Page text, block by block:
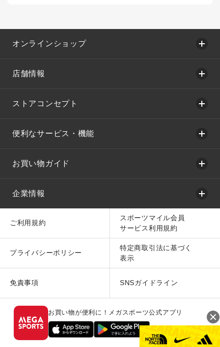
オンラインショップ
店舗情報
ストアコンセプト
便利なサービス・機能
お買い物ガイド
企業情報
ご利用規約
スポーツマイル会員
サービス利用規約
プライバシーポリシー
特定商取引法に基づく
表示
免責事項 SNSガイドライン
お買い物が便利に！メガスポーツ公式アプリ